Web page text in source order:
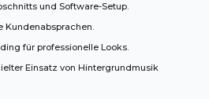
und Software-Setup.
Kundenabsprachen.
für professionelle Looks.
Einsatz von Hintergrundmusik